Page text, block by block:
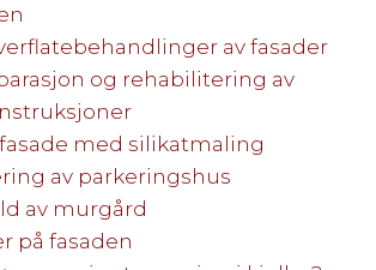
av fasader
og rehabilitering av
med silikatmaling
av parkeringshus
av murgård
på fasaden